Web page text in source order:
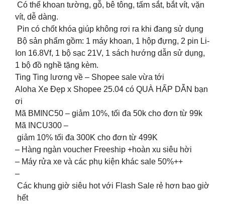
Có thể khoan tường, gỗ, bê tông, tấm sắt, bắt vít, vặn
vít, dễ dàng.
Pin có chốt khóa giúp không rơi ra khi đang sử dụng
Bộ sản phẩm gồm: 1 máy khoan, 1 hộp đựng, 2 pin Li-
Ion 16.8Vf, 1 bộ sạc 21V, 1 sách hướng dẫn sử dụng,
1 bộ đồ nghề tặng kèm.
Ting Ting lương về – Shopee sale vừa tới
Aloha Xe Đẹp x Shopee 25.04 có QUÀ HẤP DẪN bạn
ơi
Mã BMINC50 – giảm 10%, tối đa 50k cho đơn từ 99k
Mã INCU300 –
giảm 10% tối đa 300K cho đơn từ 499K
– Hàng ngàn voucher Freeship +hoàn xu siêu hời
– Máy rửa xe và các phụ kiện khác sale 50%++
–
Các khung giờ siêu hot với Flash Sale rẻ hơn bao giờ
hết